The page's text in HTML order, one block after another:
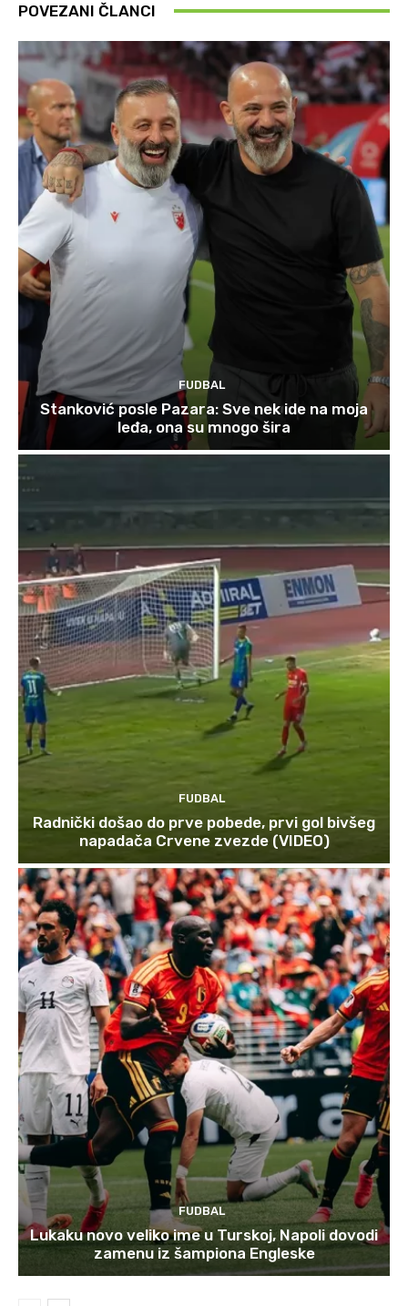
POVEZANI ČLANCI
FUDBAL
Stanković posle Pazara: Sve nek ide na moja
leđa, ona su mnogo šira
FUDBAL
Radnički došao do prve pobede, prvi gol bivšeg
napadača Crvene zvezde (VIDEO)
FUDBAL
Lukaku novo veliko ime u Turskoj, Napoli dovodi
zamenu iz šampiona Engleske